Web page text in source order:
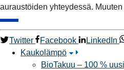
auraustöiden yhteydessä.
Twitter Facebook LinkedIn
Kaukolämpö
BioTakuu – 100 %